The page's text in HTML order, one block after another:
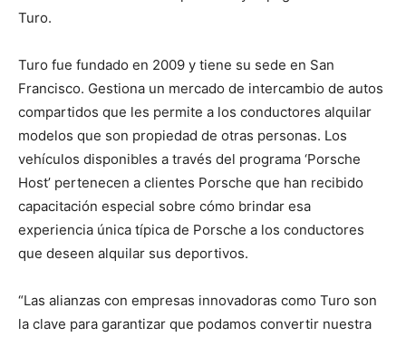
Turo.
Turo fue fundado en 2009 y tiene su sede en San
Francisco. Gestiona un mercado de intercambio de autos
compartidos que les permite a los conductores alquilar
modelos que son propiedad de otras personas. Los
vehículos disponibles a través del programa ‘Porsche
Host’ pertenecen a clientes Porsche que han recibido
capacitación especial sobre cómo brindar esa
experiencia única típica de Porsche a los conductores
que deseen alquilar sus deportivos.
“Las alianzas con empresas innovadoras como Turo son
la clave para garantizar que podamos convertir nuestra